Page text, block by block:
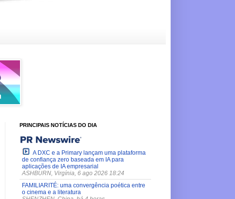
PRINCIPAIS NOTÍCIAS DO DIA
A DXC e a Primary lançam uma plataforma
de confiança zero baseada em IA para
aplicações de IA empresarial
ASHBURN, Virgínia, 6 ago 2026 18:24
FAMILIARITÉ: uma convergência poética entre
o cinema e a literatura